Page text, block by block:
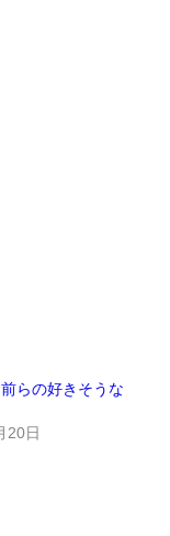
前らの好きそうな
20日